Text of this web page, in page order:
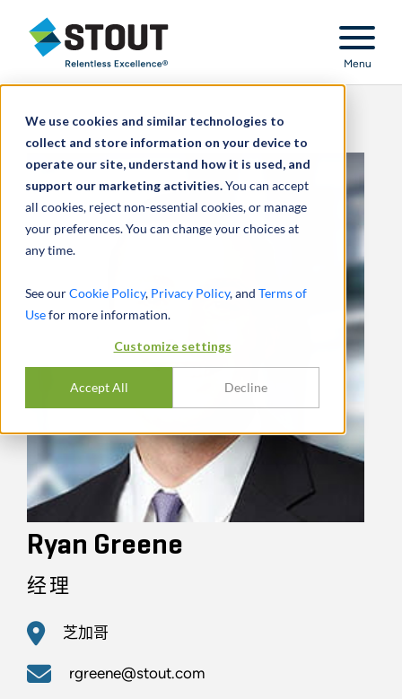
We use cookies and similar technologies to
collect and store information on your device to
operate our site, understand how it is used, and
support our marketing activities.You can accept
all cookies, reject non-essential cookies, or manage
your preferences. You can change your choices at
any time.
See ourCookie Policy, Privacy Policy, and Terms of
Usefor more information.
Customize settings
Accept All Decline
Stout Relentless Excellence
Menu
Ryan Greene
经理
芝加哥
rgreene@stout.com